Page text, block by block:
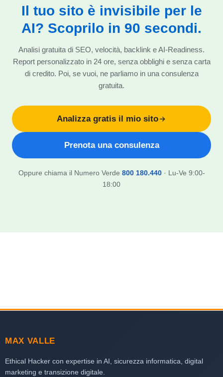
Il tuo sito è invisibile per le
AI? Scoprilo in 90 secondi.
Analisi gratuita di SEO, velocità, backlink e AI-Readiness.
Report personalizzato in 24 ore, senza obblighi e senza carta
di credito. Poi, se vuoi, ne parliamo in una consulenza
gratuita.
Analizza gratis il mio sito
Prenota una consulenza
Oppure chiama il Numero Verde 800 180.440· Lu-Ve 9:00-
18:00
MAX VALLE
Ethical Hacker con expertise in AI, sicurezza informatica, digital
marketing e transizione digitale.